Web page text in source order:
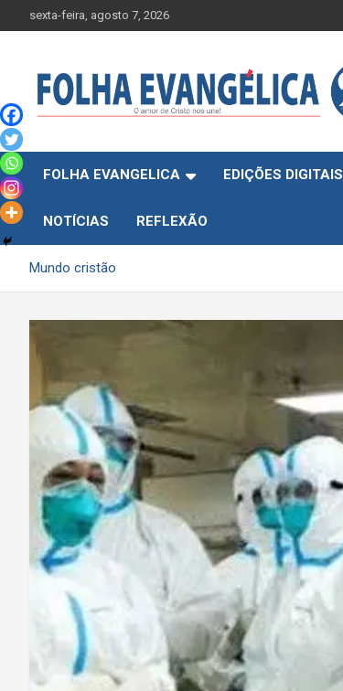
to
sexta-feira, agosto 7, 2026
FOLHA EVANGELICA EDIÇÕES DIGITAIS
NOTÍCIAS REFLEXÃO
Mundo cristão